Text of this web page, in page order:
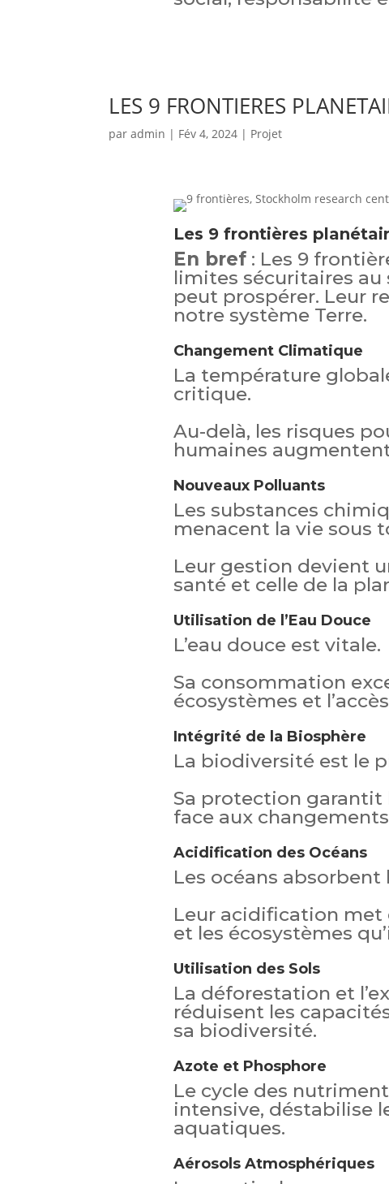
LES 9 FRONTIERES
paradmin | Fév 4, 2024 | Projet
Les 9 frontières
En bref: Les 9
limites sécuritaires au
peut prospérer. Leur
notre système Terre.
Changement Climatique
La température
critique.
Au-delà, les risques
humaines
Nouveaux Polluants
Les substances
menacent la vie sous
Leur gestion devient
santé et celle de la
Utilisation de l’Eau Douce
L’eau douce est vitale.
Sa consommation
écosystèmes et
Intégrité de la Biosphère
La biodiversité est le
Sa protection garantit
face aux
Acidification des Océans
Les océans absorbent
Leur acidification met
et les écosystèmes
Utilisation des Sols
La déforestation et
réduisent les
sa biodiversité.
Azote et Phosphore
Le cycle des
intensive, déstabilise
aquatiques.
Aérosols Atmosphériques